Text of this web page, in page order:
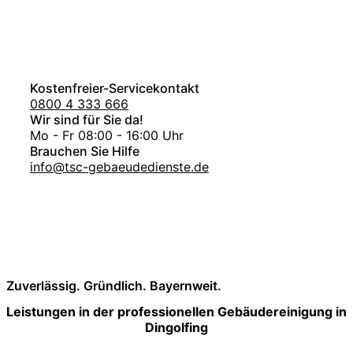
Kostenfreier-Servicekontakt
0800 4 333 666
Wir sind für Sie da!
Mo - Fr 08:00 - 16:00 Uhr
Brauchen Sie Hilfe
info@tsc-gebaeudedienste.de
Zuverlässig. Gründlich. Bayernweit.
Leistungen in der professionellen Gebäudereinigung in
Dingolfing